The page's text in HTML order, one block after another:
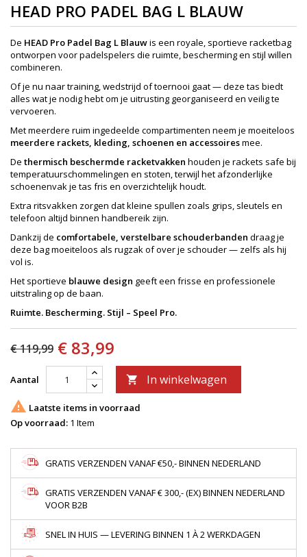
HEAD PRO PADEL BAG L BLAUW
De HEAD Pro Padel Bag L Blauwis een royale, sportieve racketbag
ontworpen voor padelspelers die ruimte, bescherming en stijl willen
combineren.
Of je nu naar training, wedstrijd of toernooi gaat — deze tas biedt
alles wat je nodig hebt om je uitrusting georganiseerd en veilig te
vervoeren.
Met meerdere ruim ingedeelde compartimenten neem je moeiteloos
meerdere rackets, kleding, schoenen en accessoiresmee.
De thermisch beschermde racketvakken houden je rackets safe bij
temperatuurschommelingen en stoten, terwijl het afzonderlijke
schoenenvak je tas fris en overzichtelijk houdt.
Extra ritsvakken zorgen dat kleine spullen zoals grips, sleutels en
telefoon altijd binnen handbereik zijn.
Dankzij de comfortabele, verstelbare schouderbanden draag je
deze bag moeiteloos als rugzak of over je schouder — zelfs als hij
vol is.
Het sportieve blauwe design geeft een frisse en professionele
uitstraling op de baan.
Ruimte. Bescherming. Stijl – Speel Pro.
€ 119,99 € 83,99
Aantal  In winkelwagen
 Laatste items in voorraad
Op voorraad: 1 Item
GRATIS VERZENDEN VANAF €50,- BINNEN NEDERLAND
GRATIS VERZENDEN VANAF € 300,- (EX) BINNEN NEDERLAND
VOOR B2B
SNEL IN HUIS — LEVERING BINNEN 1 À 2 WERKDAGEN